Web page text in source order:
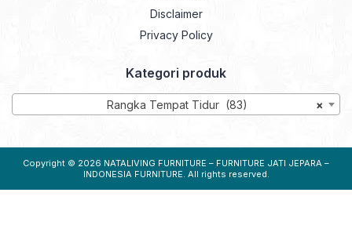
Disclaimer
Privacy Policy
Kategori produk
×
Rangka Tempat Tidur (83)
Copyright © 2026 NATALIVING FURNITURE – FURNITURE JATI JEPARA –
INDONESIA FURNITURE. All rights reserved.